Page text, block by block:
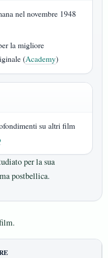
nel novembre 1948
la migliore
(Academy)
su altri film
per la sua
postbellica.